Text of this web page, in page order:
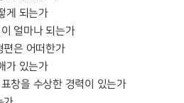
게 되는가
얼마나 되는가
편은 어떠한가
가 있는가
창을 수상한 경력이 있는가